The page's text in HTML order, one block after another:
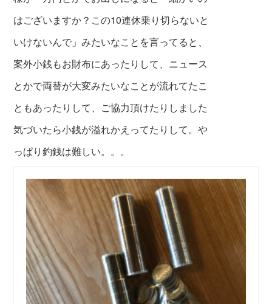
はございますか？この10連休乗り切らないと
いけないんで」みたいなことを言ってると、
案外小銭もお財布にあったりして、ニュース
とかで両替が大変みたいなことが流れてたこ
ともあったりして、ご協力頂けたりしました
気づいたら小銭が溢れかえってたりして。や
っぱり釣銭は難しい。。。